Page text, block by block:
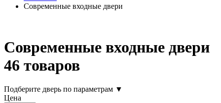
Современные входные двери
Современные входные двери
46 товаров
Подберите дверь по параметрам ▼
Цена